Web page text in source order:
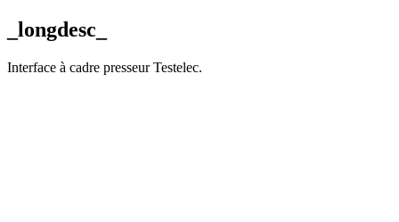
_longdesc_
Interface à cadre presseur Testelec.